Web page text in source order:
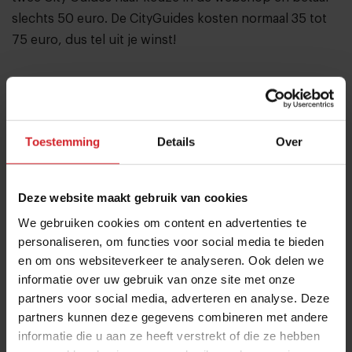
Toestemming Details Over
Deze website maakt gebruik van cookies
We gebruiken cookies om content en advertenties te
personaliseren, om functies voor social media te bieden
en om ons websiteverkeer te analyseren. Ook delen we
informatie over uw gebruik van onze site met onze
partners voor social media, adverteren en analyse. Deze
partners kunnen deze gegevens combineren met andere
informatie die u aan ze heeft verstrekt of die ze hebben
slechts 50 euro. De CityGuides kosten normaal 35 tot
75 euro, dus tel uit je winst!
Meld je gratis aan voor het Food Inspiration
Ja, ik wil graag eens per maand het digitale magazine
met de laatste trends, culinaire inspiratie, interviews,
conceptwatching en hotspots van Food Inspiration
voor meer informatie.
Verzend